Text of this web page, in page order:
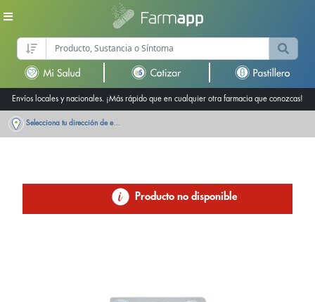
Envíos locales y nacionales. ¡Más rápido que en cualquier otra farmacia que conozcas!
Selecciona tu dirección de entrega
Producto no disponible